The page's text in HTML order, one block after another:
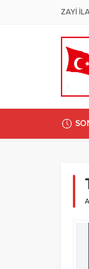
ZAYİ